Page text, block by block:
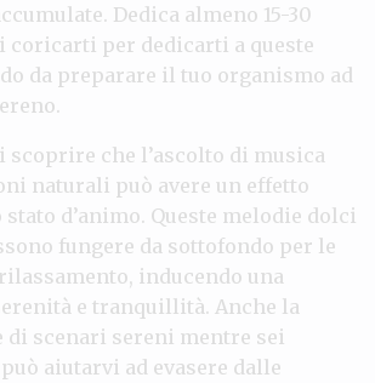
Dedica almeno 15-30
per dedicarti a queste
da preparare il tuo organismo ad
che l’ascolto di musica
naturali può avere un effetto
d’animo. Queste melodie dolci
fungere da sottofondo per le
inducendo una
e tranquillità. Anche la
scenari sereni mentre sei
aiutarvi ad evasere dalle